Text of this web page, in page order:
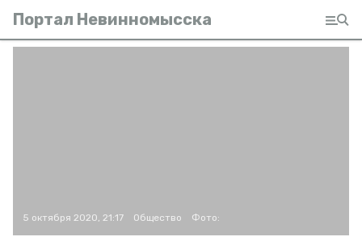
Портал Невинномысска
5 октября 2020, 21:17 Общество Фото: